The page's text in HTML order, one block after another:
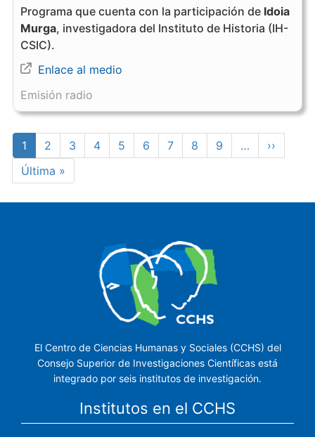
Programa que cuenta con la participación de Idoia
Murga, investigadora del Instituto de Historia (IH-
CSIC).
Enlace al medio
Emisión radio
Paginación
Página
actual
1 Page
2 Page
3 Page
4 Page
5 Page
6 Page
7 Page
8 Page
9 …
página
››
Última
página
Última »
El Centro de Ciencias Humanas y Sociales (CCHS) del
Consejo Superior de Investigaciones Científicas está
integrado por seis institutos de investigación.
Institutos en el CCHS